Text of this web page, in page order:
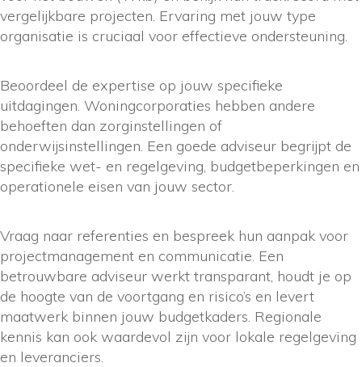
vergelijkbare projecten. Ervaring met jouw type
organisatie is cruciaal voor effectieve ondersteuning.
Beoordeel de expertise op jouw specifieke
uitdagingen. Woningcorporaties hebben andere
behoeften dan zorginstellingen of
onderwijsinstellingen. Een goede adviseur begrijpt de
specifieke wet- en regelgeving, budgetbeperkingen en
operationele eisen van jouw sector.
Vraag naar referenties en bespreek hun aanpak voor
projectmanagement en communicatie. Een
betrouwbare adviseur werkt transparant, houdt je op
de hoogte van de voortgang en risico’s en levert
maatwerk binnen jouw budgetkaders. Regionale
kennis kan ook waardevol zijn voor lokale regelgeving
en leveranciers.